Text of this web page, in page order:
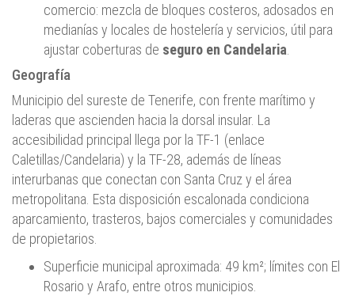
comercio: mezcla de bloques costeros, adosados en
medianías y locales de hostelería y servicios, útil para
ajustar coberturas de seguro en Candelaria.
Geografía
Municipio del sureste de Tenerife, con frente marítimo y
laderas que ascienden hacia la dorsal insular. La
accesibilidad principal llega por la TF-1 (enlace
Caletillas/Candelaria) y la TF‑28, además de líneas
interurbanas que conectan con Santa Cruz y el área
metropolitana. Esta disposición escalonada condiciona
aparcamiento, trasteros, bajos comerciales y comunidades
de propietarios.
Superficie municipal aproximada: 49 km²; límites con El
Rosario y Arafo, entre otros municipios.